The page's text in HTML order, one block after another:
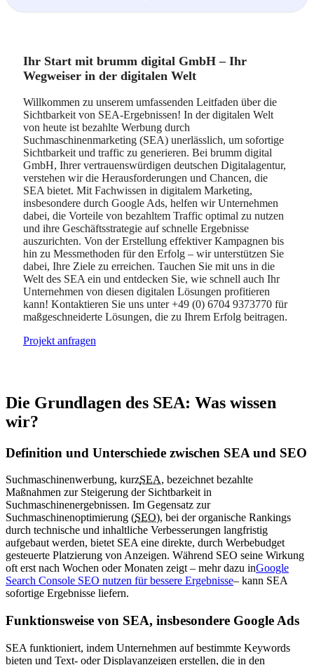
Ihr Start mit brumm digital GmbH – Ihr
Wegweiser in der digitalen Welt
Willkommen zu unserem umfassenden Leitfaden über die
Sichtbarkeit von SEA-Ergebnissen! In der digitalen Welt
von heute ist bezahlte Werbung durch
Suchmaschinenmarketing (SEA) unerlässlich, um sofortige
Sichtbarkeit und traffic zu generieren. Bei brumm digital
GmbH, Ihrer vertrauenswürdigen deutschen Digitalagentur,
verstehen wir die Herausforderungen und Chancen, die
SEA bietet. Mit Fachwissen in digitalem Marketing,
insbesondere durch Google Ads, helfen wir Unternehmen
dabei, die Vorteile von bezahltem Traffic optimal zu nutzen
und ihre Geschäftsstrategie auf schnelle Ergebnisse
auszurichten. Von der Erstellung effektiver Kampagnen bis
hin zu Messmethoden für den Erfolg – wir unterstützen Sie
dabei, Ihre Ziele zu erreichen. Tauchen Sie mit uns in die
Welt des SEA ein und entdecken Sie, wie schnell auch Ihr
Unternehmen von diesen digitalen Lösungen profitieren
kann! Kontaktieren Sie uns unter +49 (0) 6704 9373770 für
maßgeschneiderte Lösungen, die zu Ihrem Erfolg beitragen.
Projekt anfragen
Die Grundlagen des SEA: Was wissen
wir?
Definition und Unterschiede zwischen SEA und SEO
Suchmaschinenwerbung, kurzSEA, bezeichnet bezahlte
Maßnahmen zur Steigerung der Sichtbarkeit in
Suchmaschinenergebnissen. Im Gegensatz zur
Suchmaschinenoptimierung (SEO), bei der organische Rankings
durch technische und inhaltliche Verbesserungen langfristig
aufgebaut werden, bietet SEA eine direkte, durch Werbebudget
gesteuerte Platzierung von Anzeigen. Während SEO seine Wirkung
oft erst nach Wochen oder Monaten zeigt – mehr dazu inGoogle
Search Console SEO nutzen für bessere Ergebnisse– kann SEA
sofortige Ergebnisse liefern.
Funktionsweise von SEA, insbesondere Google Ads
SEA funktioniert, indem Unternehmen auf bestimmte Keywords
bieten und Text- oder Displayanzeigen erstellen, die in den